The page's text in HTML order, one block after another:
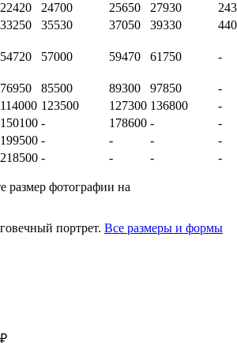
22420 24700 25650 27930
33250 35530 37050 39330
54720 57000 59470 61750 -
76950 85500 89300 97850
-
114000 123500 127300 136800
-
150100 - 178600 -
-
199500 - - -
-
218500 - - - -
размер фотографии на
портрет. Все размеры и формы